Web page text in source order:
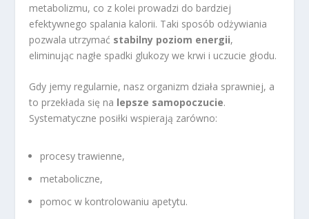
metabolizmu, co z kolei prowadzi do bardziej
efektywnego spalania kalorii. Taki sposób odżywiania
pozwala utrzymać stabilny poziom energii,
eliminując nagłe spadki glukozy we krwi i uczucie głodu.
Gdy jemy regularnie, nasz organizm działa sprawniej, a
to przekłada się na lepsze samopoczucie.
Systematyczne posiłki wspierają zarówno:
procesy trawienne,
metaboliczne,
pomoc w kontrolowaniu apetytu.